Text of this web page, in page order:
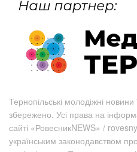
Тернопільські молодіжні
збережено. Усі права на
сайті «РовесникNEWS» /
українським законодавством